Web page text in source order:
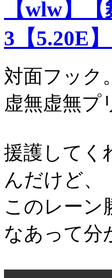
【wlw】
3【5.20E
対面フック。
虚無虚無プ
援護してく
んだけど、
このレーン
なあって分